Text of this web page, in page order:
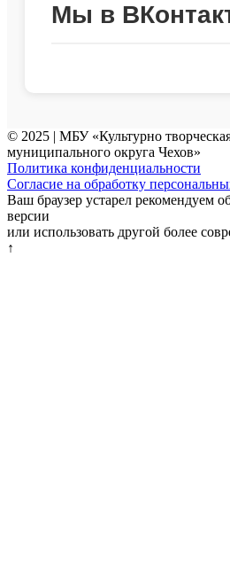
Мы в
© 2025 | МБУ «Культурно
муниципального округа Чехов»
Политика конфиденциальности
Согласие на обработку
Ваш браузер устарел рекомендуем
версии
или использовать другой более
↑